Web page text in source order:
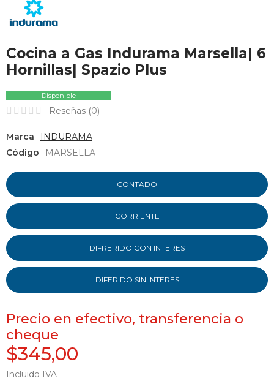
Cocina a Gas Indurama Marsella| 6
Hornillas| Spazio Plus
Disponible
Reseñas (0)
Marca
INDURAMA
Código
MARSELLA
CONTADO
CORRIENTE
DIFRERIDO CON INTERES
DIFERIDO SIN INTERES
Precio en efectivo, transferencia o
cheque
$345,00
Incluido IVA